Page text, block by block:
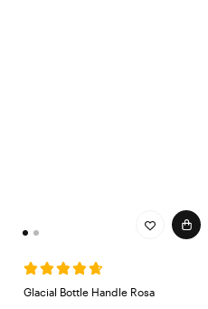
Glacial Bottle Handle Rosa